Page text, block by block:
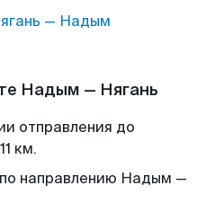
— Надым
Надым — Нягань
отправления до
км.
направлению Надым —